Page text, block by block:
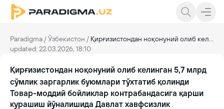
Paradigma /Ўзбекистон / Қирғизистондан ноқонуний олиб келинган 5,7 млрд сўмлик заргарлик буюмлари тўхтатиб қолинди
updated: 22.03.2026, 18:10
Қирғизистондан ноқонуний олиб келинган 5,7 млрд
сўмлик заргарлик буюмлари тўхтатиб қолинди
Товар-моддий бойликлар контрабандасига қарши
курашиш йўналишида Давлат хавфсизлик